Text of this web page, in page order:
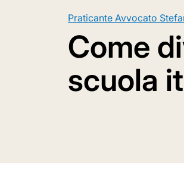
Praticante Avvocato
Come
scuola